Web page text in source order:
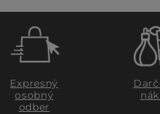
Expresný
osobný
odber